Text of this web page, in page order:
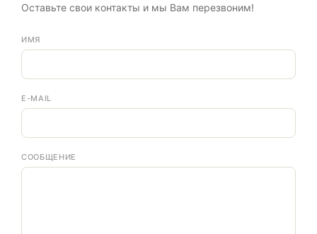
Оставьте свои контакты и мы Вам перезвоним!
ИМЯ
E-MAIL
СООБЩЕНИЕ